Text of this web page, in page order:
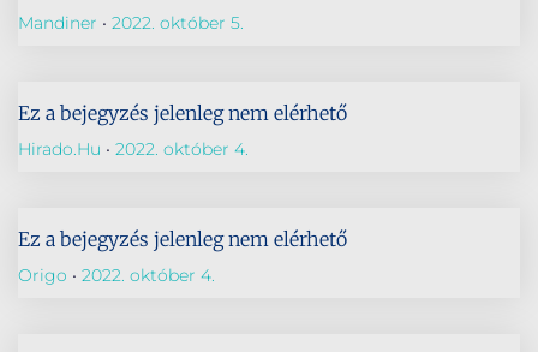
Mandiner 2022. október 5.
Ez a bejegyzés jelenleg nem elérhető
Hirado.hu 2022. október 4.
Ez a bejegyzés jelenleg nem elérhető
Origo 2022. október 4.